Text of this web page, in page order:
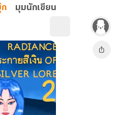
มุมนักเขียน